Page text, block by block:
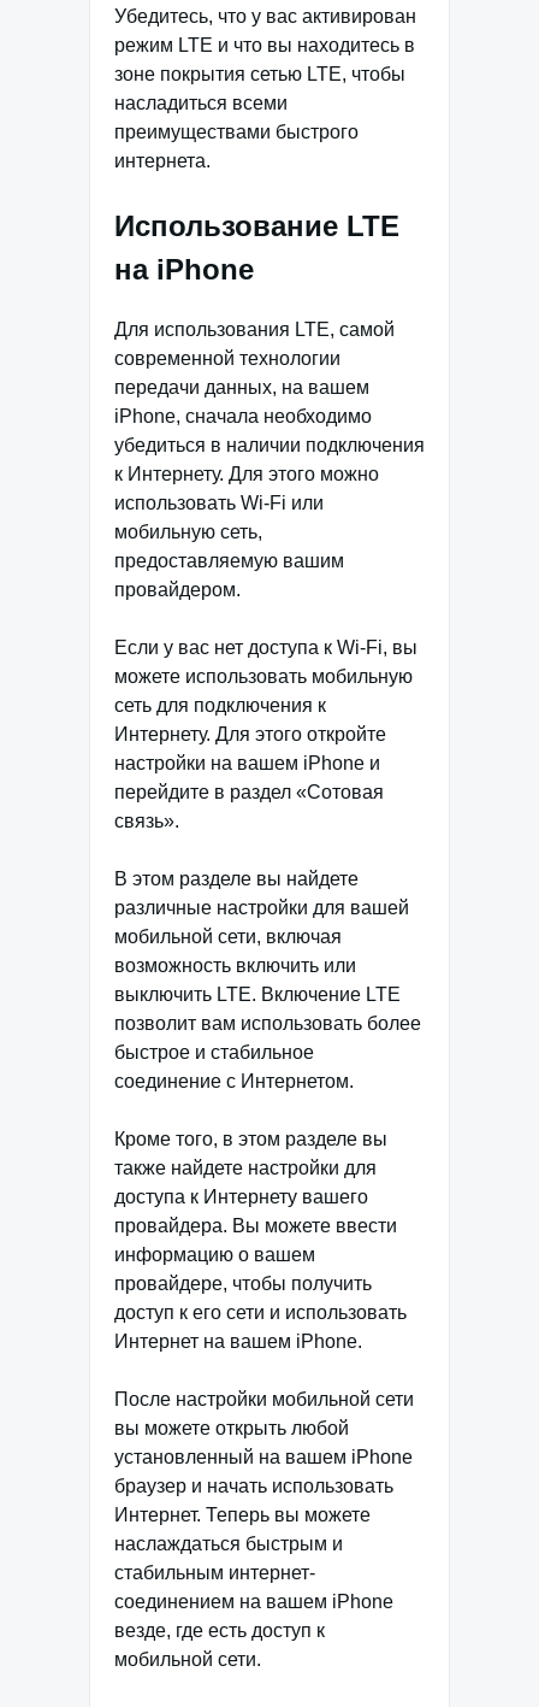
Убедитесь, что у вас активирован
режим LTE и что вы находитесь в
зоне покрытия сетью LTE, чтобы
насладиться всеми
преимуществами быстрого
интернета.
Использование LTE
на iPhone
Для использования LTE, самой
современной технологии
передачи данных, на вашем
iPhone, сначала необходимо
убедиться в наличии подключения
к Интернету. Для этого можно
использовать Wi-Fi или
мобильную сеть,
предоставляемую вашим
провайдером.
Если у вас нет доступа к Wi-Fi, вы
можете использовать мобильную
сеть для подключения к
Интернету. Для этого откройте
настройки на вашем iPhone и
перейдите в раздел «Сотовая
связь».
В этом разделе вы найдете
различные настройки для вашей
мобильной сети, включая
возможность включить или
выключить LTE. Включение LTE
позволит вам использовать более
быстрое и стабильное
соединение с Интернетом.
Кроме того, в этом разделе вы
также найдете настройки для
доступа к Интернету вашего
провайдера. Вы можете ввести
информацию о вашем
провайдере, чтобы получить
доступ к его сети и использовать
Интернет на вашем iPhone.
После настройки мобильной сети
вы можете открыть любой
установленный на вашем iPhone
браузер и начать использовать
Интернет. Теперь вы можете
наслаждаться быстрым и
стабильным интернет-
соединением на вашем iPhone
везде, где есть доступ к
мобильной сети.